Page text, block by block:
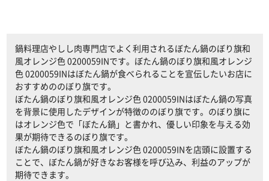
鍋料理店やしし肉専門店でよく利用されるぼたん鍋のぼり旗和
風オレンジ色 0200059INです。ぼたん鍋のぼり旗和風オレンジ
色 0200059INはぼたん鍋が食べられることを宣伝したいお店に
おすすめののぼり旗です。
ぼたん鍋のぼり旗和風オレンジ色 0200059INはぼたん鍋の写真
を背景に使用したデザインが特徴ののぼり旗です。のぼり旗に
はオレンジ色で「ぼたん鍋」と書かれ、優しい印象を与える効
果が期待できるのぼり旗です。
ぼたん鍋のぼり旗和風オレンジ色 0200059INを店頭に設置する
ことで、ぼたん鍋が好きなお客様を呼び込み、利益のアップが
期待できます。